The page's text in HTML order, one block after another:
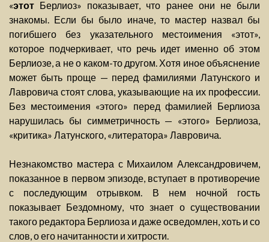
«этот Берлиоз» показывает, что ранее они не были
знакомы. Если бы было иначе, то мастер назвал бы
погибшего без указательного местоимения «этот»,
которое подчеркивает, что речь идет именно об этом
Берлиозе, а не о каком-то другом. Хотя иное объяснение
может быть проще — перед фамилиями Латунского и
Лавровича стоят слова, указывающие на их профессии.
Без местоимения «этого» перед фамилией Берлиоза
нарушилась бы симметричность — «этого» Берлиоза,
«критика» Латунского, «литератора» Лавровича.
Незнакомство мастера с Михаилом Александровичем,
показанное в первом эпизоде, вступает в противоречие
с последующим отрывком. В нем ночной гость
показывает Бездомному, что знает о существовании
такого редактора Берлиоза и даже осведомлен, хоть и со
слов, о его начитанности и хитрости.